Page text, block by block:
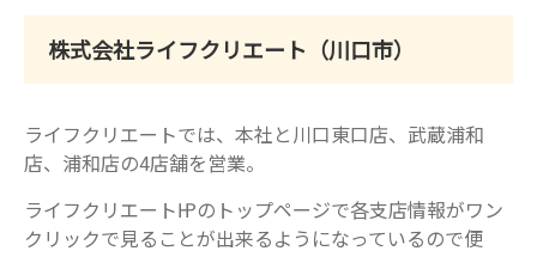
株式会社ライフクリエート（川口市）
ライフクリエートでは、本社と川口東口店、武蔵浦和
店、浦和店の4店舗を営業。
ライフクリエート㏋のトップページで各支店情報がワン
クリックで見ることが出来るようになっているので便